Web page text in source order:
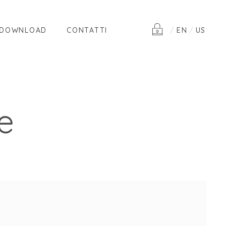
CONTATTI EN US